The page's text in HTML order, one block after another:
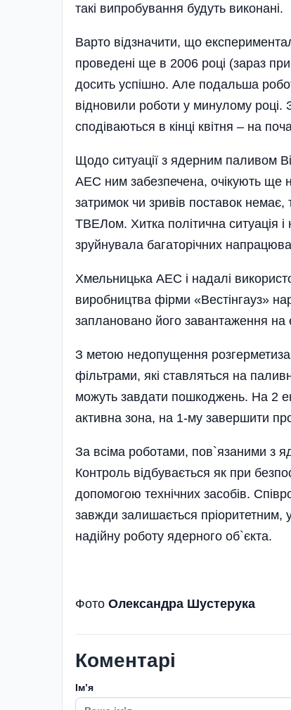
такі випробування будуть виконані.
Варто відзначити, що
проведені ще в 2006 році (зараз
досить успішно. Але подальша
відновили роботи у минулому році.
сподіваються в кінці квітня – на
Щодо ситуації з ядерним паливом
АЕС ним забезпечена, очікують ще
затримок чи зривів поставок немає,
ТВЕЛом. Хитка політична ситуація
зруйнувала багаторічних
Хмельницька АЕС і надалі
виробництва фірми «Вестінгауз»
заплановано його завантаження
З метою недопущення
фільтрами, які ставляться на
можуть завдати пошкоджень. На 2
активна зона, на 1-му завершити
За всіма роботами, пов`язаними з
Контроль відбувається як при
допомогою технічних засобів.
завжди залишається пріоритетним,
надійну роботу ядерного об`єкта.
Фото Олександра Шустерука
Коментарі
Імʼя